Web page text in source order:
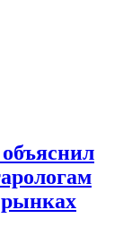
рынках